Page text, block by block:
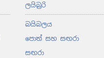
ලයිබ්‍රරි
බයිබලය
පොත් සහ සඟරා
සඟරා